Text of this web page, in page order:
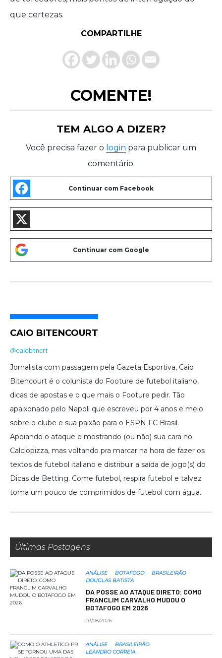
que certezas.
COMPARTILHE
COMENTE!
TEM ALGO A DIZER?
Você precisa fazer o login para publicar um
comentário.
CAIO BITENCOURT
@caiobtncrt
Jornalista com passagem pela Gazeta Esportiva, Caio
Bitencourt é o colunista do Footure de futebol italiano,
dicas de apostas e o que mais o Footure pedir. Tão
apaixonado pelo Napoli que escreveu por 4 anos e meio
sobre o clube e sua paixão para o ESPN FC Brasil.
Apoiando o ataque e mostrando (ou não) sua cara no
Calciopizza, mas voltando pra marcar na hora de fazer os
textos de futebol italiano e distribuir a saída de jogo(s) do
Dicas de Betting. Come futebol, respira futebol e talvez
toma um pouco de comprimidos de futebol com água.
Últimas Postagens
ANÁLISE BOTAFOGO
BRASILEIRÃO
DOUGLAS BATISTA
DA POSSE AO ATAQUE DIRETO: COMO
FRANCLIM CARVALHO MUDOU O
BOTAFOGO EM 2026
03/08/2026
ANÁLISE
BRASILEIRÃO
LEANDRO CORREIA